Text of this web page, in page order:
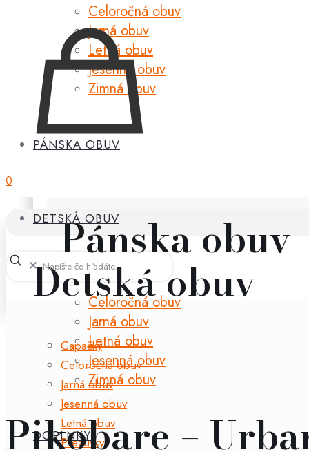
Celoročná obuv
Jarná obuv
Letná obuv
Jesenná obuv
Zimná obuv
PÁNSKA OBUV
Pánska obuv
Celoročná obuv
Jarná obuv
Letná obuv
Jesenná obuv
Zimná obuv
DOPLNKY
0
DETSKÁ OBUV
Detská obuv
Capačky
Celoročná obuv
Jarná obuv
Jesenná obuv
Letná obuv
Prezuvky
✕
Pikobare –